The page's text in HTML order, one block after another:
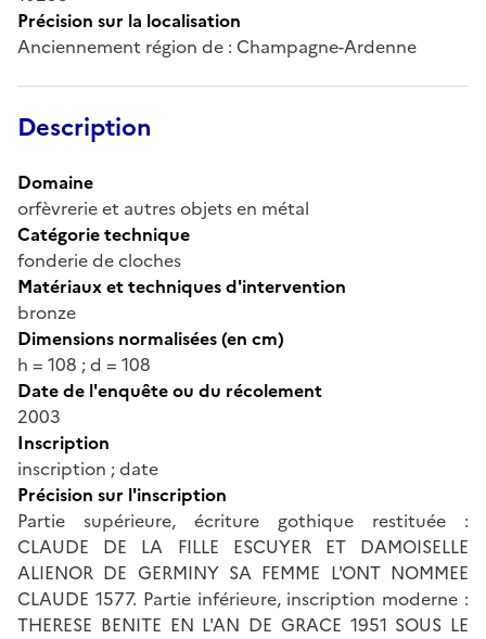
Précision sur la localisation
Anciennement région de : Champagne-Ardenne
Description
Domaine
orfèvrerie et autres objets en métal
Catégorie technique
fonderie de cloches
Matériaux et techniques d'intervention
bronze
Dimensions normalisées (en cm)
h = 108 ; d = 108
Date de l'enquête ou du récolement
2003
Inscription
inscription ; date
Précision sur l'inscription
Partie supérieure, écriture gothique restituée :
CLAUDE DE LA FILLE ESCUYER ET DAMOISELLE
ALIENOR DE GERMINY SA FEMME L'ONT NOMMEE
CLAUDE 1577. Partie inférieure, inscription moderne :
THERESE BENITE EN L'AN DE GRACE 1951 SOUS LE